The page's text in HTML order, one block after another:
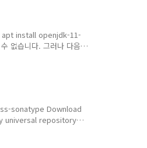
install openjdk-11-
없습니다. 그러나 다음
install openjdk-11-
sonatype Download
universal repository
Unix :
xvzf nexus-3.23.0-03-